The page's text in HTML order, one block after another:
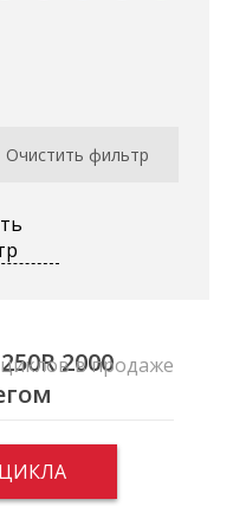
2000
в продаже